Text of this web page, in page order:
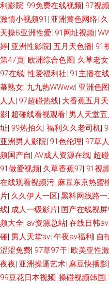
精品人妻少妇 欧美肏屄色片 日日操
AV东方无码 综合久久精品在线 91资
91深候 男女上床视频 3级片普通话
阴在线看 肏屄色网 五月天丁香社区
极品影视国产精
利影院| 99免费在线视频| 97视
激情小视频91 | 亚洲黄色网络|
天操B亚洲性爱| 91网址视频|
婷| 亚洲性影院| 五月天色播| 91
第47页| 欧洲综合色图| 久草老
97在线|性爱福利社| 91主播在
幕熟女| 九九热WWww| 亚洲色
人人| 97超碰热线| 大香蕉五月
影| 超碰线看视观看| 男人天堂
址| 99热拍久| 福利久久老司机|
亚洲男人影院| 91色伦理| 97草
频国产自| AV成人资源在线| 超
91做爱视频| 久草香蕉97| 91视
在线观看视频污| 麻豆东京热蜜
片| 久久伊人一区| 黑料网线路一
线| 成人一级影片| 国产在线视屏
频大全| av资源总站| 在线日韩
碰| 男人天堂av| 午夜av福利| 自
涩涩免费| 97草97干| 欧美亚性
夜夜| 亚洲操逼艺术| 麻豆快播
99豆花日本视频| 操碰视频韩国|